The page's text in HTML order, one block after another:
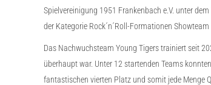
Spielvereinigung 1951 Frankenbach e.V. unter
der Kategorie Rock´n´Roll-Formationen
Das Nachwuchsteam Young Tigers trainiert seit
überhaupt war. Unter 12 startenden Teams
fantastischen vierten Platz und somit jede Menge